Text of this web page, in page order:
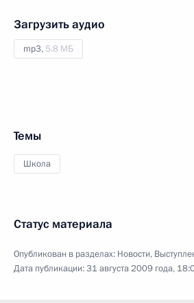
Загрузить аудио
mp3, 5.8 МБ
Темы
Школа
Статус материала
Опубликован в разделах: Новости,
Дата публикации:31 августа 2009 года,